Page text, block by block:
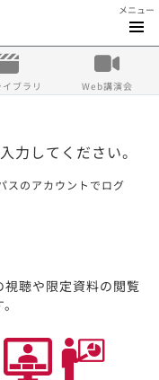
メニュー
ブラリ Web講演会
力してください。
スのアカウントでログ
聴や限定資料の閲覧